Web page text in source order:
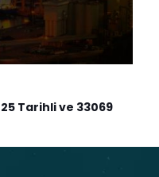
Tarihli ve 33069